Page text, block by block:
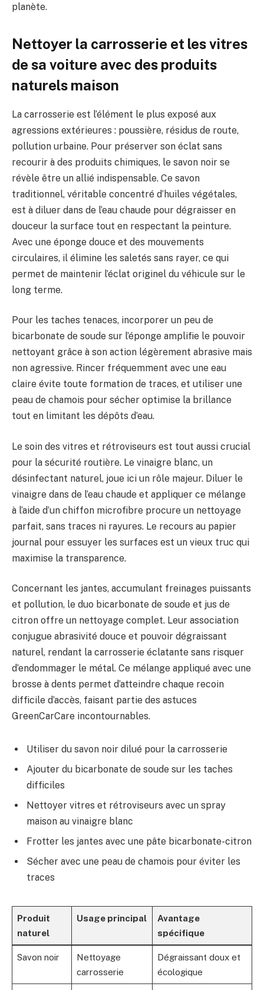
planète.
Nettoyer la carrosserie et les vitres
de sa voiture avec des produits
naturels maison
La carrosserie est l’élément le plus exposé aux
agressions extérieures : poussière, résidus de route,
pollution urbaine. Pour préserver son éclat sans
recourir à des produits chimiques, le savon noir se
révèle être un allié indispensable. Ce savon
traditionnel, véritable concentré d’huiles végétales,
est à diluer dans de l’eau chaude pour dégraisser en
douceur la surface tout en respectant la peinture.
Avec une éponge douce et des mouvements
circulaires, il élimine les saletés sans rayer, ce qui
permet de maintenir l’éclat originel du véhicule sur le
long terme.
Pour les taches tenaces, incorporer un peu de
bicarbonate de soude sur l’éponge amplifie le pouvoir
nettoyant grâce à son action légèrement abrasive mais
non agressive. Rincer fréquemment avec une eau
claire évite toute formation de traces, et utiliser une
peau de chamois pour sécher optimise la brillance
tout en limitant les dépôts d’eau.
Le soin des vitres et rétroviseurs est tout aussi crucial
pour la sécurité routière. Le vinaigre blanc, un
désinfectant naturel, joue ici un rôle majeur. Diluer le
vinaigre dans de l’eau chaude et appliquer ce mélange
à l’aide d’un chiffon microfibre procure un nettoyage
parfait, sans traces ni rayures. Le recours au papier
journal pour essuyer les surfaces est un vieux truc qui
maximise la transparence.
Concernant les jantes, accumulant freinages puissants
et pollution, le duo bicarbonate de soude et jus de
citron offre un nettoyage complet. Leur association
conjugue abrasivité douce et pouvoir dégraissant
naturel, rendant la carrosserie éclatante sans risquer
d’endommager le métal. Ce mélange appliqué avec une
brosse à dents permet d’atteindre chaque recoin
difficile d’accès, faisant partie des astuces
GreenCarCare incontournables.
Utiliser du savon noir dilué pour la carrosserie
Ajouter du bicarbonate de soude sur les taches
difficiles
Nettoyer vitres et rétroviseurs avec un spray
maison au vinaigre blanc
Frotter les jantes avec une pâte bicarbonate-citron
Sécher avec une peau de chamois pour éviter les
traces
Produit
naturel
Usage principal
Avantage
spécifique
Savon noir
Nettoyage
carrosserie
Dégraissant doux et
écologique